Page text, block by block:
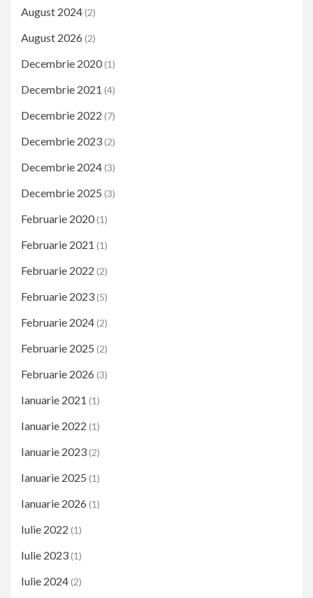
August 2024(2)
August 2026 (2)
Decembrie 2020(1)
Decembrie 2021 (4)
Decembrie 2022 (7)
Decembrie 2023(2)
Decembrie 2024(3)
Decembrie 2025 (3)
Februarie 2020(1)
Februarie 2021 (1)
Februarie 2022 (2)
Februarie 2023(5)
Februarie 2024(2)
Februarie 2025 (2)
Februarie 2026 (3)
Ianuarie 2021 (1)
Ianuarie 2022 (1)
Ianuarie 2023(2)
Ianuarie 2025 (1)
Ianuarie 2026 (1)
Iulie 2022 (1)
Iulie 2023(1)
Iulie 2024(2)